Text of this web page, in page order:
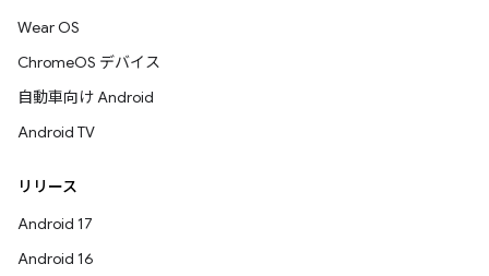
Wear OS
ChromeOS デバイス
自動車向け Android
Android TV
リリース
Android 17
Android 16